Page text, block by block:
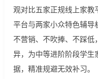
观对比五家正规线上家
平台与两家小众特色辅导
不营销、不吹捧、不踩
异，为中等进阶阶段学
据，精准规避无效补习。